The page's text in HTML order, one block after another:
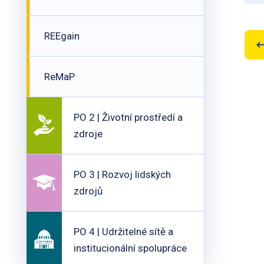
REEgain
ReMaP
PO 2 | Životní prostředí a
zdroje
PO 3 | Rozvoj lidských
zdrojů
PO 4 | Udržitelné sítě a
institucionální spolupráce